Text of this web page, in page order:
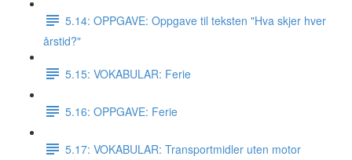
5.14: OPPGAVE: Oppgave til teksten "Hva skjer hver
årstid?"
5.15: VOKABULAR: Ferie
5.16: OPPGAVE: Ferie
5.17: VOKABULAR: Transportmidler uten motor